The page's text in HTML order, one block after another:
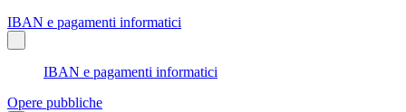
IBAN e pagamenti informatici
IBAN e pagamenti informatici
Opere pubbliche